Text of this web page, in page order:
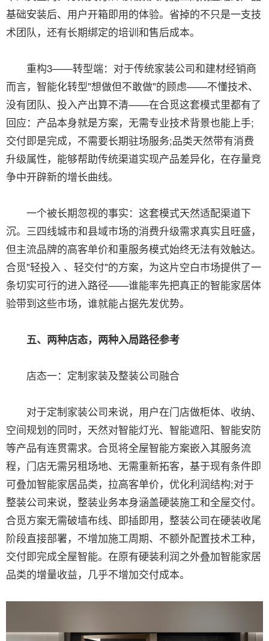
基础安装后、用户开箱即用的体验。省掉的不只是一支技
术团队，还有长期绑定的培训和售后成本。
重构3——转型端：对于传统家装公司和建材经销商
而言，智能化转型"想做但不敢做"的顾虑——不懂技术、
没有团队、投入产出算不清——在合觅这套模式里都有了
回应：产品本身就是方案，无需专业技术背景也能上手;
交付即是完成，不需要长期驻场服务;品类天然带有消费
升级属性，能够帮助传统渠道实现产品差异化，在存量竞
争中开辟新的增长曲线。
一个被长期忽视的事实：这套模式天然适配渠道下
沉。三四线城市和县域市场的消费升级需求真实且旺盛，
但主流品牌的高客单价和重服务模式始终无法有效触达。
合觅"轻投入 、轻交付"的方案，为这片空白市场提供了一
条切实可行的进入路径——谁能率先把真正的智能家居体
验带到这些市场，谁就能占据先发优势。
五、两种店态，两种入局路径参考
店态一：定制家装及整装公司融合
对于定制家装公司来说，用户在门店做柜体、收纳、
空间规划的同时，天然对智能灯光、智能遮阳、智能安防
等产品有连贯需求。合觅将全屋智能方案嵌入其服务流
程，门店无需另租场地、无需重新拓客，基于现有条件即
可叠加智能家居品类，拉高客单价，优化利润结构;对于
整装公司来说，整装业务本身涵盖硬装施工和全屋交付。
合觅方案无需破墙布线、即插即用，整装公司在硬装收尾
阶段直接部署，不增加施工周期、不额外配置技术工种，
交付即完成全屋智能。在原有硬装利润之外叠加智能家居
品类的增量收益，几乎不增加交付成本。